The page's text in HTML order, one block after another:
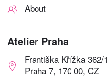
About
Atelier Praha
Františka Křížka 362/1
Praha 7, 170 00, CZ